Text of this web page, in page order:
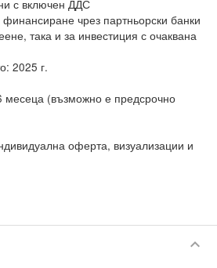
с включен ДДС
чрез партньорски банки
така и за инвестиция с очаквана
2025 г.
месеца (възможно е предсрочно
оферта, визуализации и
keyboard_arrow_down